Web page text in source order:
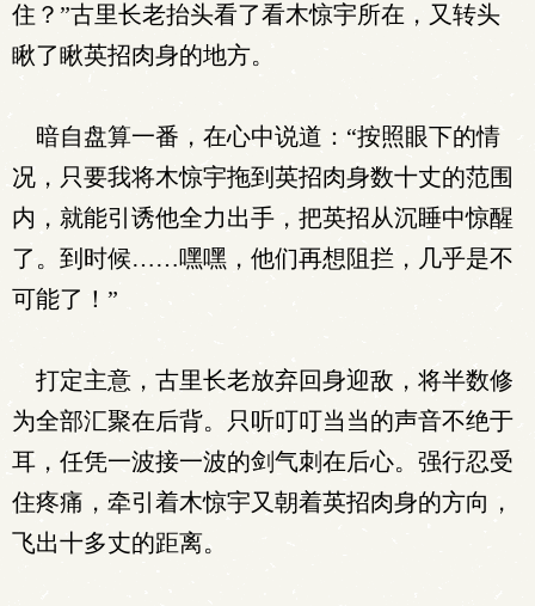
住？”古里长老抬头看了看木惊宇所在，又转头
瞅了瞅英招肉身的地方。
暗自盘算一番，在心中说道：“按照眼下的情
况，只要我将木惊宇拖到英招肉身数十丈的范围
内，就能引诱他全力出手，把英招从沉睡中惊醒
了。到时候……嘿嘿，他们再想阻拦，几乎是不
可能了！”
打定主意，古里长老放弃回身迎敌，将半数修
为全部汇聚在后背。只听叮叮当当的声音不绝于
耳，任凭一波接一波的剑气刺在后心。强行忍受
住疼痛，牵引着木惊宇又朝着英招肉身的方向，
飞出十多丈的距离。